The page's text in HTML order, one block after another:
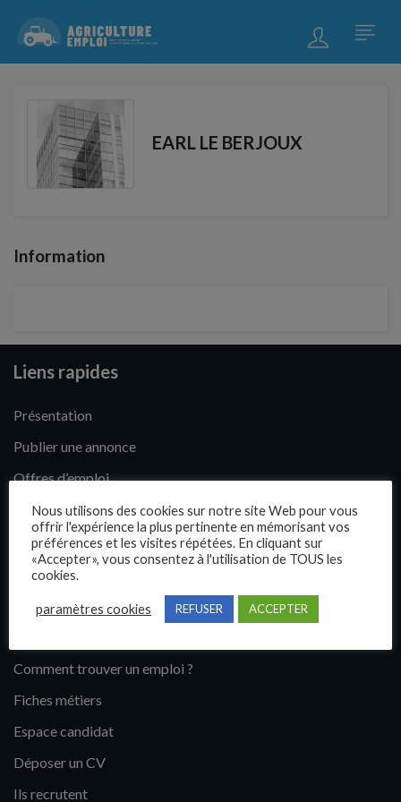
EARL LE BERJOUX
Information
Liens rapides
Présentation
Publier une annonce
Offres d’emploi
Questions fréquentes
Blog
Contact
Comment trouver un emploi ?
Fiches métiers
Espace candidat
Déposer un CV
Ils recrutent
Nous utilisons des cookies sur notre site Web pour vous
offrir l'expérience la plus pertinente en mémorisant vos
préférences et les visites répétées. En cliquant sur
«Accepter», vous consentez à l'utilisation de TOUS les
cookies.
paramètres cookies REFUSER ACCEPTER